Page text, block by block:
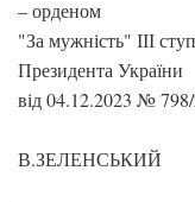
– орденом
"За мужність" ІІІ
Президента України
від 04.12.2023 №
В.ЗЕЛЕНСЬКИЙ